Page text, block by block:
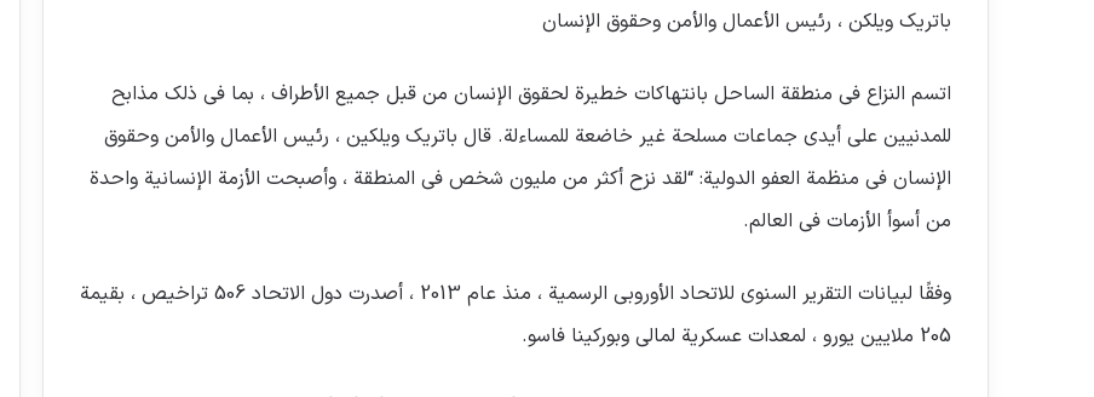
باتريك ويلكن ، رئيس الأعمال والأمن وحقوق الإنسان
اتسم النزاع في منطقة الساحل بانتهاكات خطيرة لحقوق الإنسان من قبل جميع الأطراف ، بما في ذلك مذابح
للمدنيين على أيدي جماعات مسلحة غير خاضعة للمساءلة. قال باتريك ويلكين ، رئيس الأعمال والأمن وحقوق
الإنسان في منظمة العفو الدولية: “لقد نزح أكثر من مليون شخص في المنطقة ، وأصبحت الأزمة الإنسانية واحدة
من أسوأ الأزمات في العالم.
وفقًا لبيانات التقرير السنوي للاتحاد الأوروبي الرسمية ، منذ عام 2013 ، أصدرت دول الاتحاد 506 تراخيص ، بقيمة
205 ملايين يورو ، لمعدات عسكرية لمالي وبوركينا فاسو.